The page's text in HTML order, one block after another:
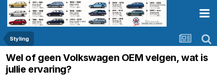
Styling
Wel of geen Volkswagen OEM velgen, wat is
jullie ervaring?